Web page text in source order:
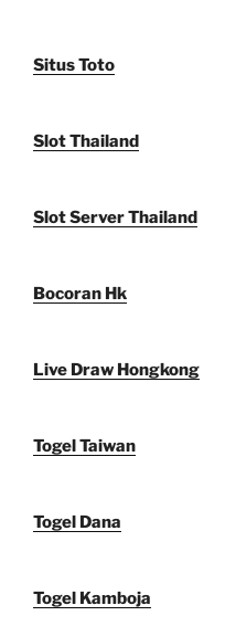
Situs Toto
Slot Thailand
Slot Server Thailand
Bocoran Hk
Live Draw Hongkong
Togel Taiwan
Togel Dana
Togel Kamboja